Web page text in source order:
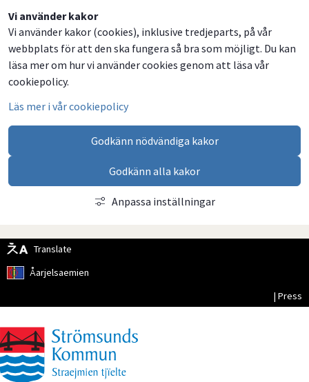
Vi använder kakor
Vi använder kakor (cookies), inklusive tredjeparts, på vår
webbplats för att den ska fungera så bra som möjligt. Du kan
läsa mer om hur vi använder cookies genom att läsa vår
cookiepolicy.
Läs mer i vår cookiepolicy
Godkänn nödvändiga kakor
Godkänn alla kakor
Anpassa inställningar
Translate
Åarjelsaemien
| Press
Dela
på
Facebook
Dela
på
Twitter
Dela
på
LinkedIn
Dela
via
email